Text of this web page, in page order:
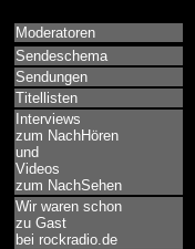
Moderatoren
Sendeschema
Sendungen
Titellisten
Interviews
zum NachHören
und
Videos
zum NachSehen
Wir waren schon
zu Gast
bei rockradio.de